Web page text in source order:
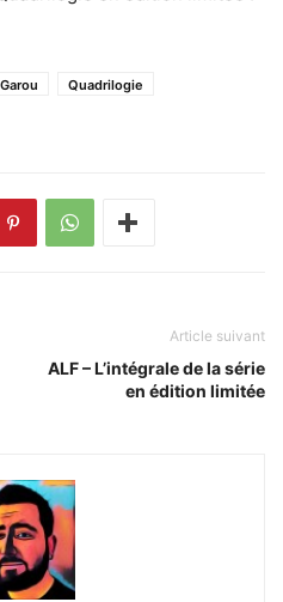
Quadrilogie
Article suivant
ALF – L’intégrale de la série
en édition limitée